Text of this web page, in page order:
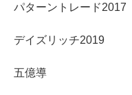
パターントレード2017
デイズリッチ2019
五億導